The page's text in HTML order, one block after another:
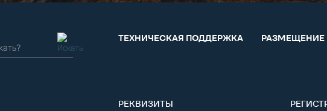
ТЕХНИЧЕСКАЯ ПОДДЕРЖКА РАЗМЕЩЕНИЕ
РЕКВИЗИТЫ